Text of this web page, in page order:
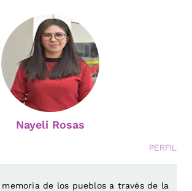
Nayeli Rosas
PERFIL
memoria de los pueblos a través de la